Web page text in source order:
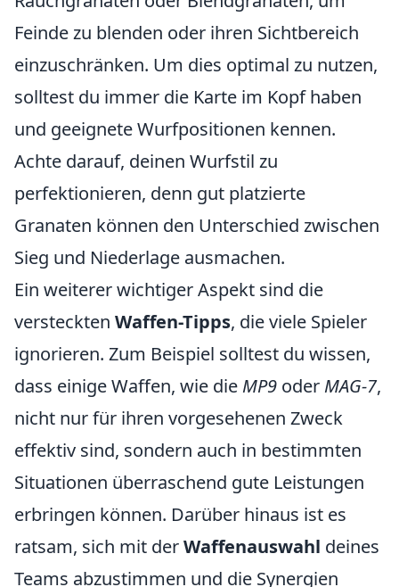
Feinde zu blenden oder ihren Sichtbereich
einzuschränken. Um dies optimal zu nutzen,
solltest du immer die Karte im Kopf haben
und geeignete Wurfpositionen kennen.
Achte darauf, deinen Wurfstil zu
perfektionieren, denn gut platzierte
Granaten können den Unterschied zwischen
Sieg und Niederlage ausmachen.
Ein weiterer wichtiger Aspekt sind die
versteckten Waffen-Tipps, die viele Spieler
ignorieren. Zum Beispiel solltest du wissen,
dass einige Waffen, wie die MP9 oder MAG-7,
nicht nur für ihren vorgesehenen Zweck
effektiv sind, sondern auch in bestimmten
Situationen überraschend gute Leistungen
erbringen können. Darüber hinaus ist es
ratsam, sich mit derWaffenauswahl deines
Teams abzustimmen und die Synergien